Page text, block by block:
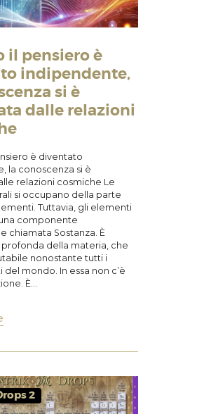
il pensiero è
indipendente,
si è
dalle relazioni
è diventato
la conoscenza si è
relazioni cosmiche Le
si occupano della parte
Tuttavia, gli elementi
componente
chiamata Sostanza. È
profonda della materia, che
nonostante tutti i
mondo. In essa non c’è
È…
2